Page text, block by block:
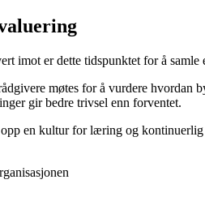
imot er dette tidspunktet for å
møtes for å vurdere hvordan
gir bedre trivsel enn forventet.
opp en kultur for læring og